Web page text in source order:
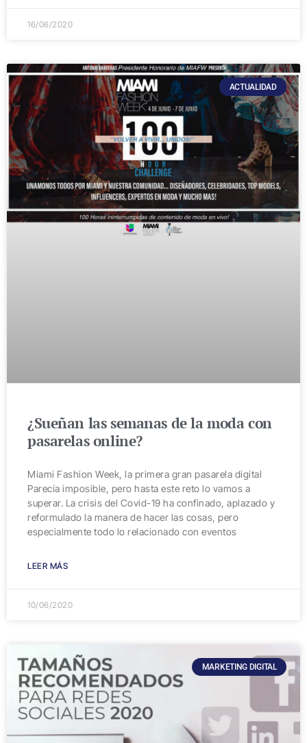
16/06/2020
ACTUALIDAD
¿Sueñan las semanas de la moda con
pasarelas online?
Miami Fashion Week, la primera gran pasarela digital
Parecía imposible, pero hasta este reto lo vamos a
superar. La crisis del Covid-19 ha confinado, aplazado y
reformulado la manera de hacer las cosas, pero
especialmente todo lo relacionado con eventos
LEER MÁS
10/06/2020
MARKETING DIGITAL